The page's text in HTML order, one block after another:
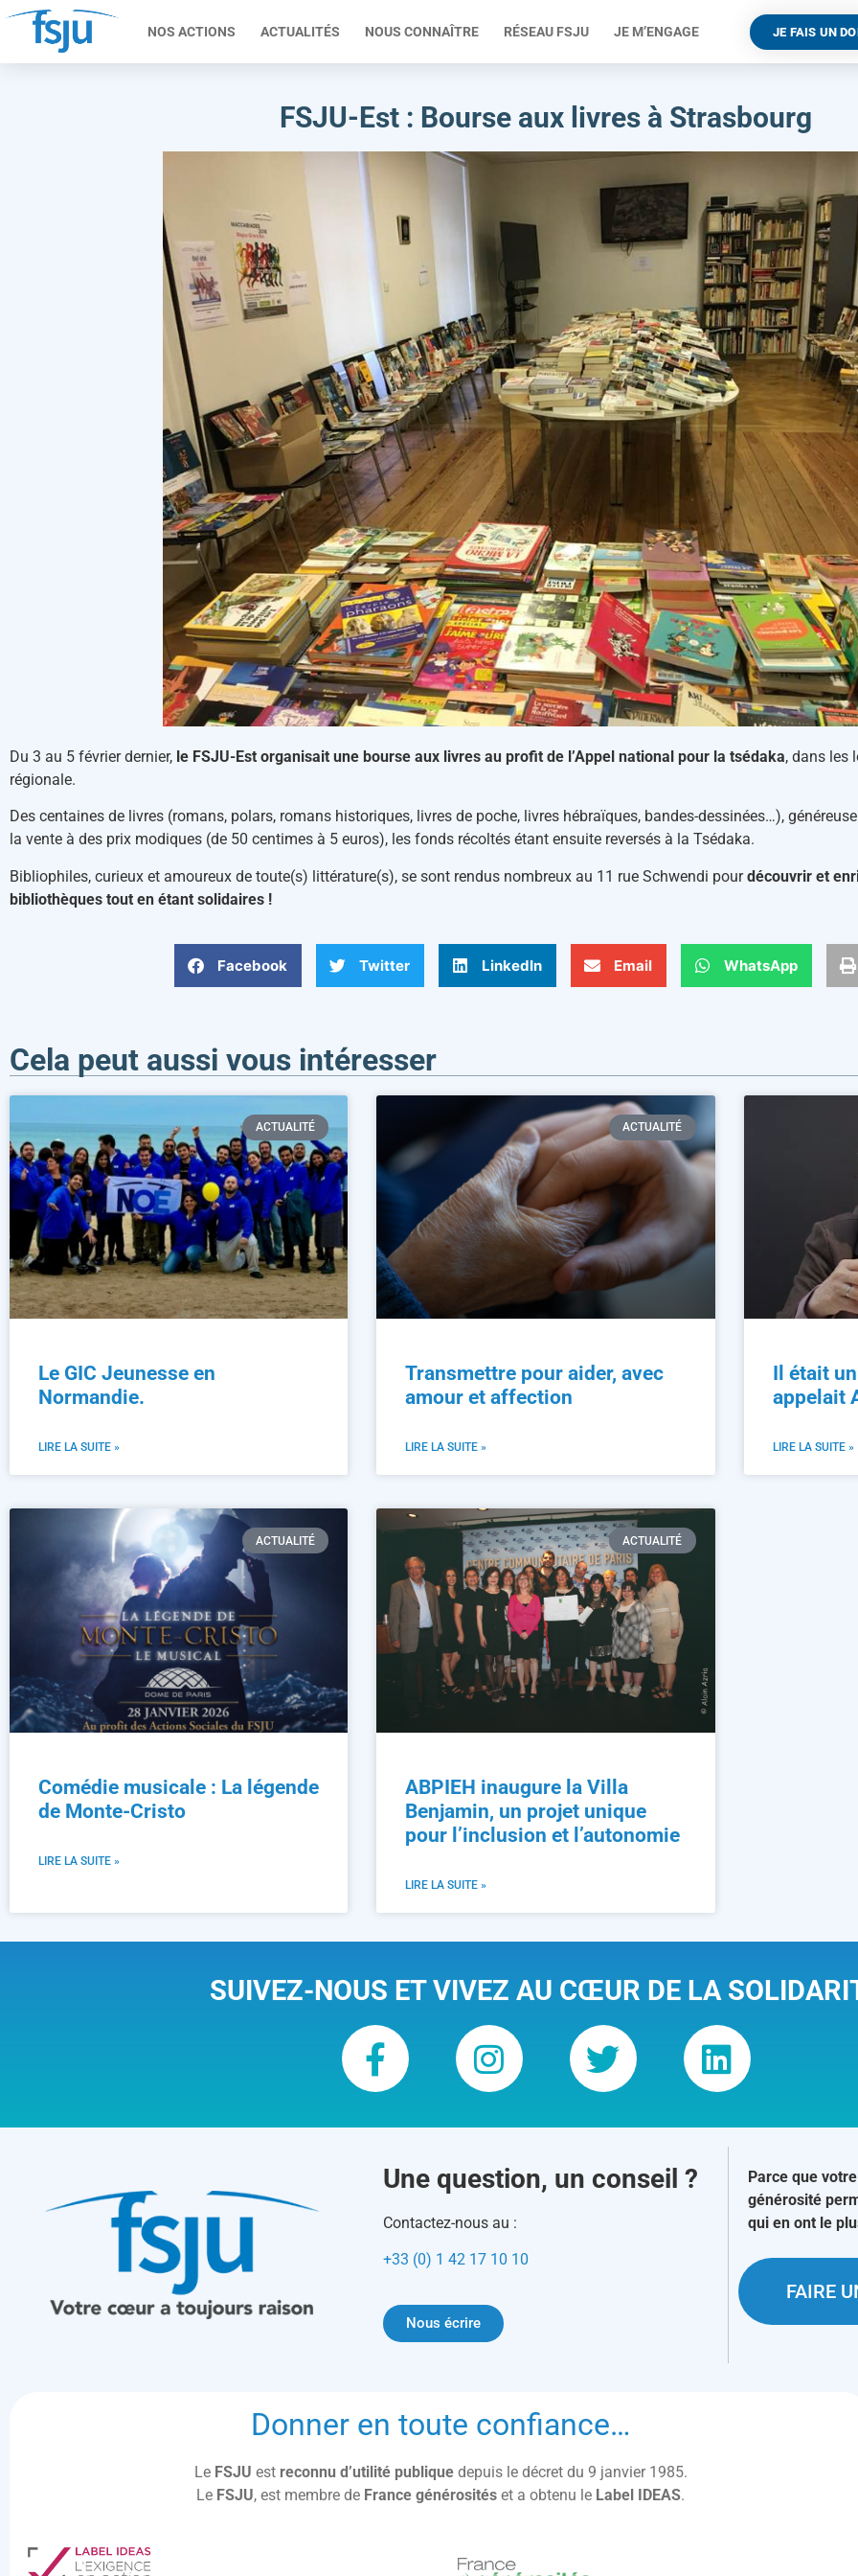
NOS ACTIONS ACTUALITÉS NOUS CONNAÎTRE RÉSEAU FSJU JE M’ENGAGE JE FAIS UN
FSJU-Est : Bourse aux livres à Strasbourg
Du 3 au 5 février dernier, le FSJU-Est organisait une bourse aux livres au profit de l’Appel national pour la tsédaka, dans les
régionale.
Des centaines de livres (romans, polars, romans historiques, livres de poche, livres hébraïques, bandes-dessinées…),
la vente à des prix modiques (de 50 centimes à 5 euros), les fonds récoltés étant ensuite reversés à la Tsédaka.
Bibliophiles, curieux et amoureux de toute(s) littérature(s), se sont rendus nombreux au 11 rue Schwendi pourdécouvrir et
bibliothèques tout en étant solidaires !
Facebook Twitter LinkedIn Email WhatsApp
Cela peut aussi vous intéresser
ACTUALITÉ
Le GIC Jeunesse en
Normandie.
LIRE LA SUITE »
ACTUALITÉ
Transmettre pour aider, avec
amour et affection
LIRE LA SUITE »
Il était
appelait
LIRE LA SUITE »
ACTUALITÉ
Comédie musicale : La légende
de Monte-Cristo
LIRE LA SUITE »
ACTUALITÉ
ABPIEH inaugure la Villa
Benjamin, un projet unique
pour l’inclusion et l’autonomie
LIRE LA SUITE »
SUIVEZ-NOUS ET VIVEZ AU CŒUR DE LA
Une question, un conseil ?
Contactez-nous au :
+33 (0) 1 42 17 10 10
Nous écrire
Parce que
générosité
qui en ont le
FAIRE
Donner en toute confiance…
Le FSJU est reconnu d’utilité publique depuis le décret du 9 janvier 1985.
Le FSJU, est membre de France générosités et a obtenu le Label IDEAS.